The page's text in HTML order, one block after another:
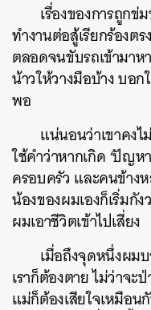
เรื่องของการถูก
ทำงานต่อสู้เรียกร้องต
ตลอดจนขับรถเข้ามา
น้าวให้วางมือบ้าง บอ
พอ
แน่นอนว่าเขาคง
ใช้คำว่าหากเกิด ‘ปัญ
ครอบครัว และคนข้าง
น้องของผมเองก็เริ่มกั
ผมเอาชีวิตเข้าไปเสี่ยง
เมื่อถึงจุดหนึ่งผม
เราก็ต้องตาย ไม่ว่าจ
แม่ก็ต้องเสียใจเหมือน